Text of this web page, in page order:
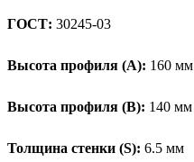
ГОСТ: 30245-03
Высота профиля (А): 160 мм
Высота профиля (B): 140 мм
Толщина стенки (S): 6.5 мм